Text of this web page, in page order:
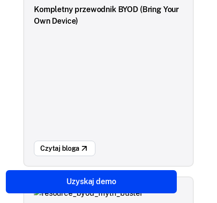
Kompletny przewodnik BYOD (Bring Your
Own Device)
Czytaj bloga
Uzyskaj demo